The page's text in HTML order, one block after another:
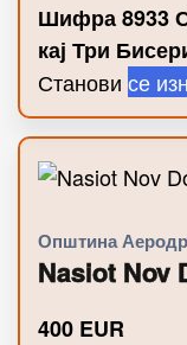
Шифра 8933
кај Три
Станови се
Општина
Nasiot Nov
400 EUR